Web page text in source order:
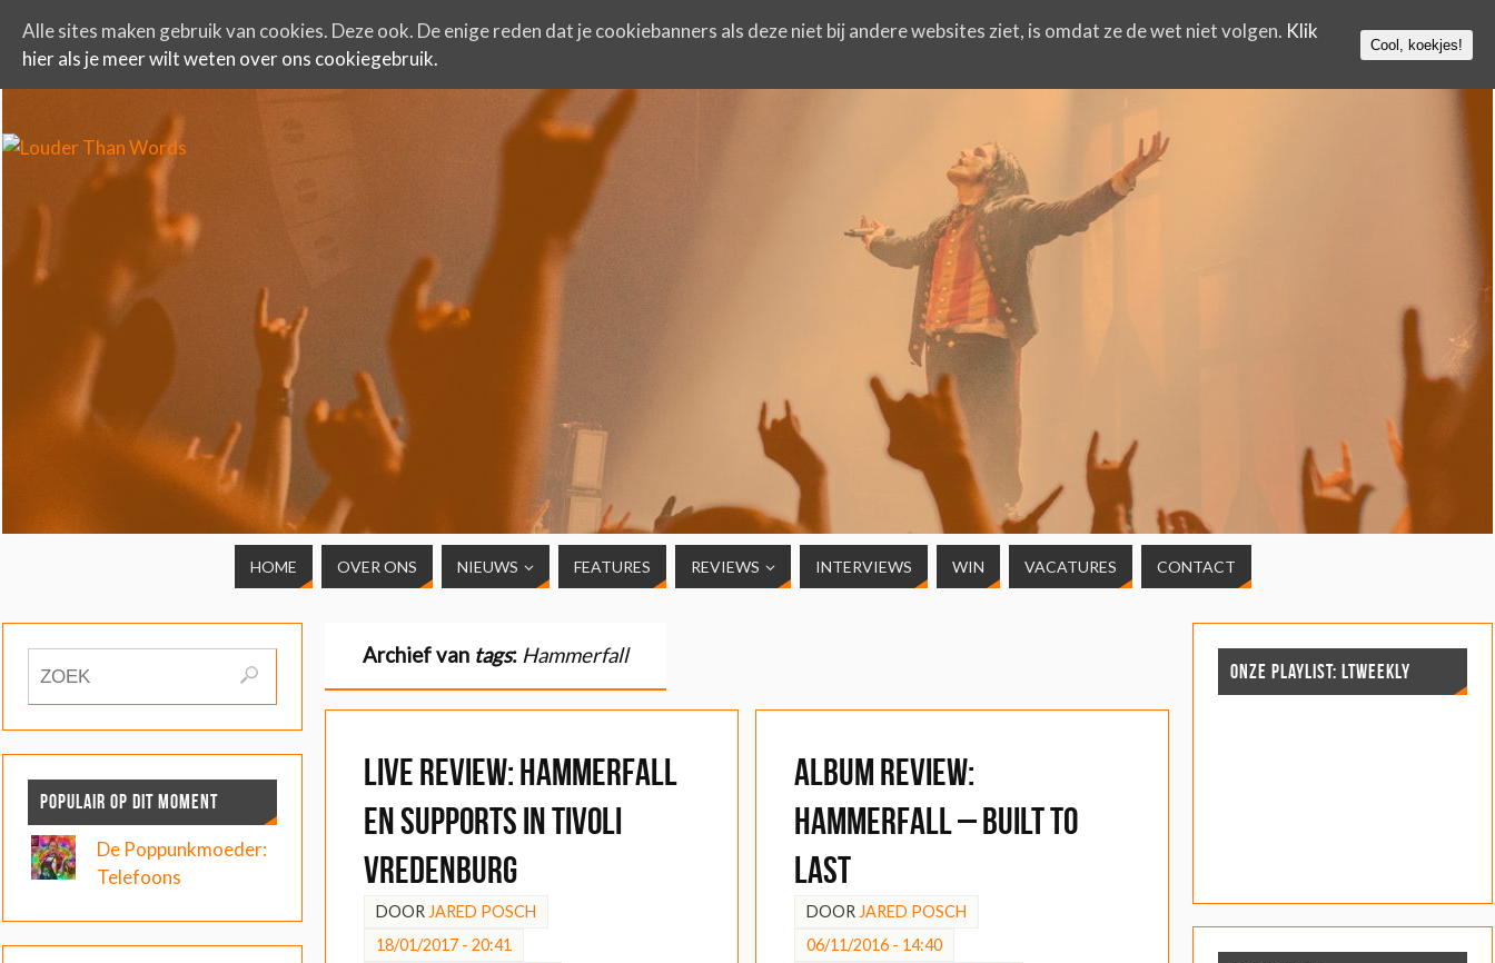
HOME OVER ONS NIEUWS FEATURES REVIEWS INTERVIEWS WIN VACATURES CONTACT
Archief van tags: Hammerfall
LIVE REVIEW: HammerFall
en supports in Tivoli
Vredenburg
DOOR JARED POSCH
18/01/2017 - 20:41
ALBUM REVIEW:
HammerFall – Built to
Last
DOOR JARED POSCH
06/11/2016 - 14:40
POPULAIR OP DIT MOMENT
De Poppunkmoeder:
Telefoons
ONZE PLAYLIST: LTWEEKLY
Alle sites maken gebruik van cookies. Deze ook. De enige reden dat je cookiebanners als deze niet bij andere websites ziet, is omdat ze de wet niet volgen. Klik
hier als je meer wilt weten over ons cookiegebruik.
Cool, koekjes!